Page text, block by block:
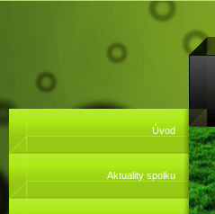
Úvod
Aktuality spolku